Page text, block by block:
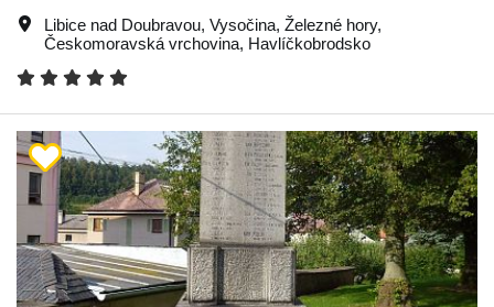
Libice nad Doubravou, Vysočina, Železné hory,
Českomoravská vrchovina, Havlíčkobrodsko